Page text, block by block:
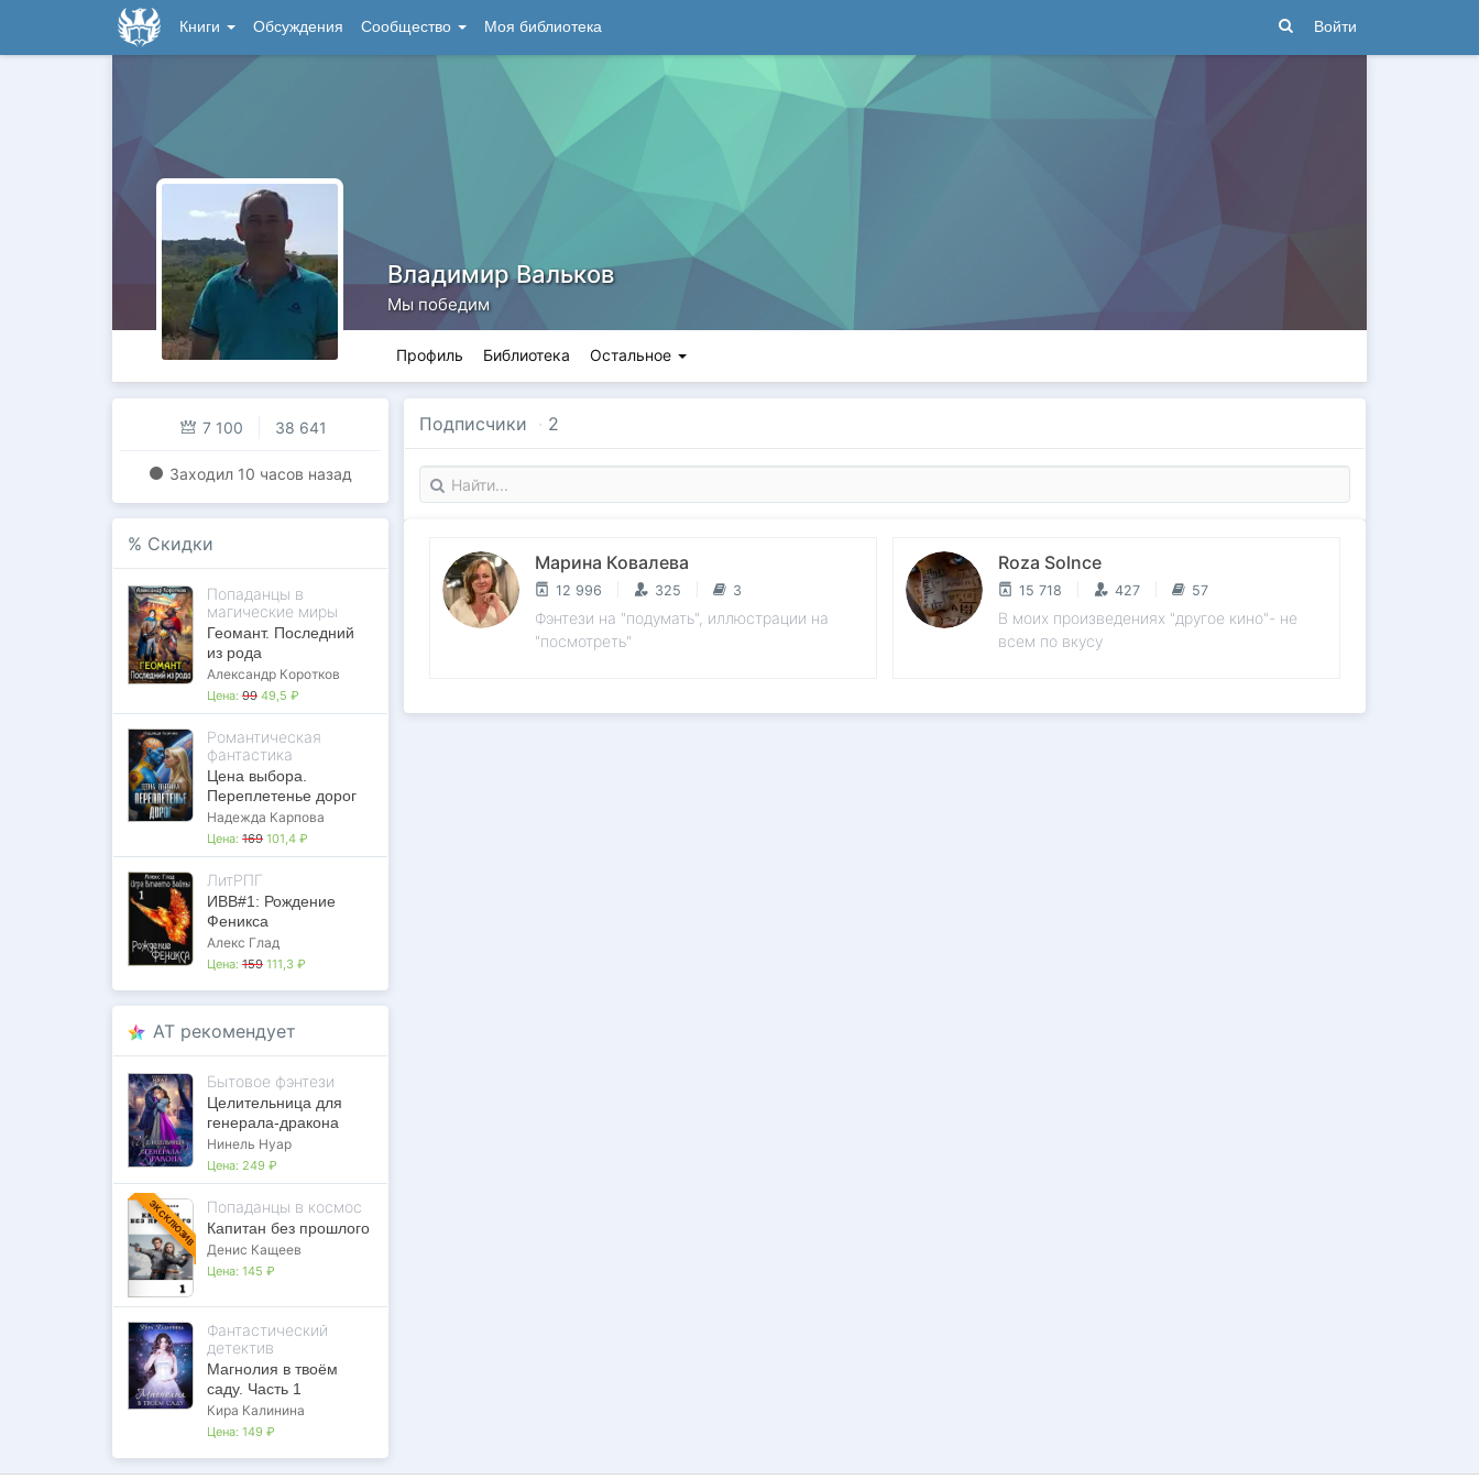
Книги Обсуждения Сообщество Моя библиотека Войти
Владимир Вальков
Мы победим
Профиль Библиотека Остальное
7 100 38 641
Заходил 10 часов назад
% Скидки
Попаданцы в
магические миры
Геомант. Последний
из рода
Александр Коротков
Цена: 99 49,5 ₽
Романтическая
фантастика
Цена выбора.
Переплетенье дорог
Надежда Карпова
Цена: 169 101,4 ₽
ЛитРПГ
ИВВ#1: Рождение
Феникса
Алекс Глад
Цена: 159 111,3 ₽
AT рекомендует
Бытовое фэнтези
Целительница для
генерала-дракона
Нинель Нуар
Цена: 249 ₽
ЭКСКЛЮЗИВ Попаданцы в космос
Капитан без прошлого
Денис Кащеев
Цена: 145 ₽
Фантастический
детектив
Магнолия в твоём
саду. Часть 1
Кира Калинина
Цена: 149 ₽
Подписчики · 2
Марина Ковалева
12 996 325 3
Фэнтези на "подумать", иллюстрации на
"посмотреть"
Roza Solnce
15 718 427 57
В моих произведениях "другое кино"- не
всем по вкусу